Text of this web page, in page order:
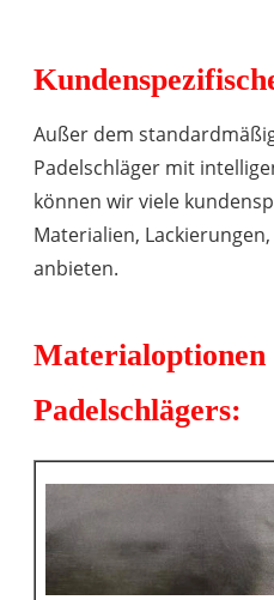
Außer dem
Padelschläger mit
können wir viele
Materialien,
anbieten.
Materialoptionen
Padelschlägers: